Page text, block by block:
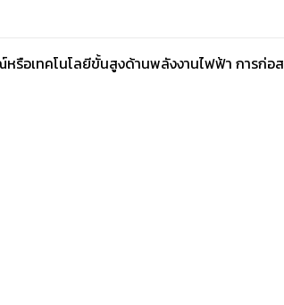
เทคโนโลยีขั้นสูงด้านพลังงานไฟฟ้า การก่อส